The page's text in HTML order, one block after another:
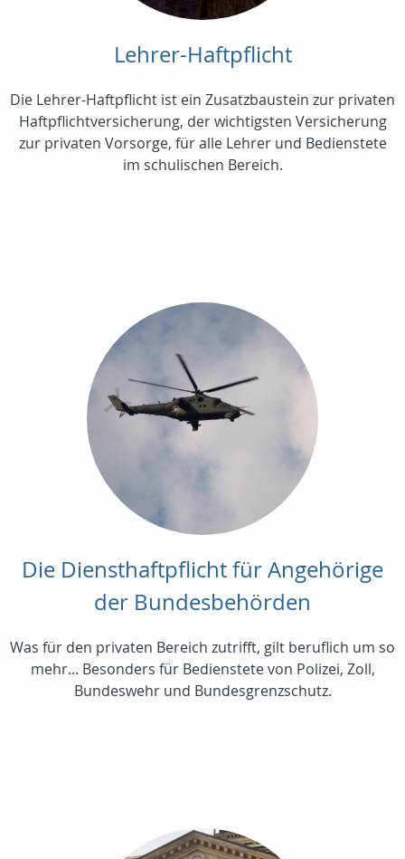
Lehrer-Haftpflicht
Die Lehrer-Haftpflicht ist ein Zusatzbaustein zur privaten
Haftpflichtversicherung, der wichtigsten Versicherung
zur privaten Vorsorge, für alle Lehrer und Bedienstete
im schulischen Bereich.
Die Diensthaftpflicht für Angehörige
der Bundesbehörden
Was für den privaten Bereich zutrifft, gilt beruflich um so
mehr... Besonders für Bedienstete von Polizei, Zoll,
Bundeswehr und Bundesgrenzschutz.